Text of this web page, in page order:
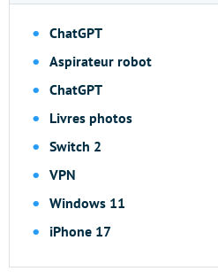
ChatGPT
Aspirateur robot
ChatGPT
Livres photos
Switch 2
VPN
Windows 11
iPhone 17